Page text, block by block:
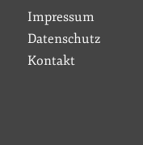
Impressum
Datenschutz
Kontakt